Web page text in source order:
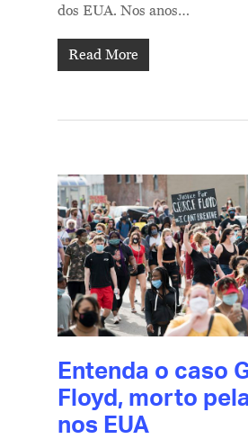
dos EUA. Nos anos…
Read More
Entenda o caso
Floyd, morto
nos EUA